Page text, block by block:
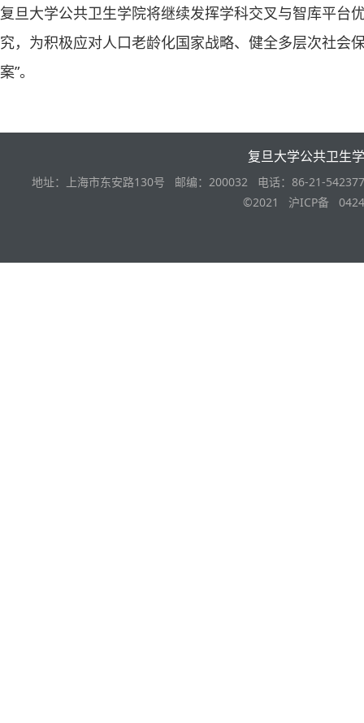
复旦大学公共卫生学院将继续发挥学科交叉与智库平台
究，为积极应对人口老龄化国家战略、健全多层次社会
案”。
复旦大学公共卫生
地址：上海市东安路130号 邮编：200032 电话：86-21-
©2021 沪ICP备